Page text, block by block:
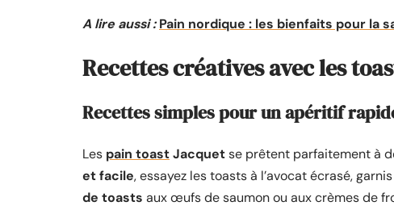
A lire aussi : Pain nordique : les bienfaits pour la
Recettes créatives avec les
Recettes simples pour un apéritif
Les pain toastJacquetse prêtent parfaitement à
et facile, essayez les toasts à l’avocat écrasé,
de toasts aux œufs de saumon ou aux crèmes de